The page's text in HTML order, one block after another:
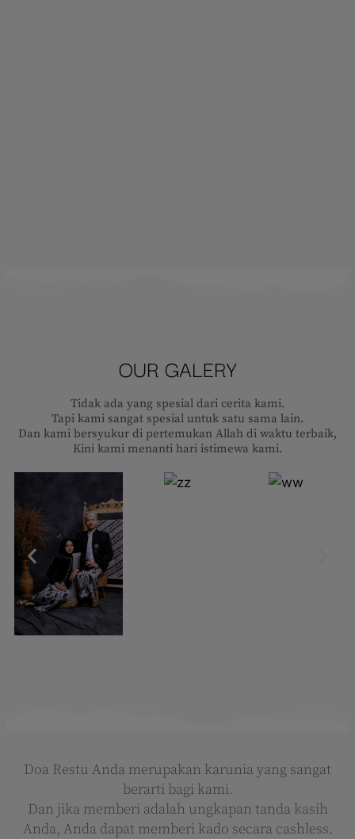
OUR GALERY
Tidak ada yang spesial dari cerita kami.
Tapi kami sangat spesial untuk satu sama lain.
Dan kami bersyukur di pertemukan Allah di waktu terbaik,
Kini kami menanti hari istimewa kami.
Doa Restu Anda merupakan karunia yang sangat
berarti bagi kami.
Dan jika memberi adalah ungkapan tanda kasih
Anda, Anda dapat memberi kado secara cashless.